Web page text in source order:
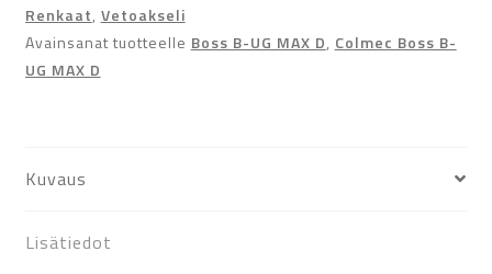
Renkaat, Vetoakseli
Avainsanat tuotteelle Boss B-UG MAX D, Colmec Boss B-
UG MAX D
Kuvaus
Lisätiedot